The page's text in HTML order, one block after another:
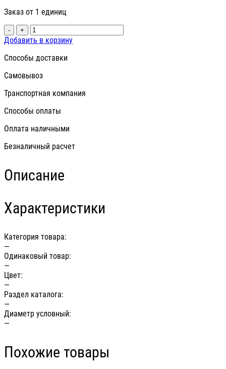
Заказ от 1 единиц
- +
Добавить в корзину
Способы доставки
Самовывоз
Транспортная компания
Способы оплаты
Оплата наличными
Безналичный расчет
Описание
Характеристики
Категория товара:
—
Одинаковый товар:
—
Цвет:
—
Раздел каталога:
—
Диаметр условный:
—
Похожие товары